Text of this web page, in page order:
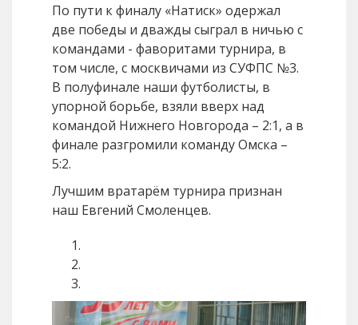
По пути к финалу «Натиск» одержал
две победы и дважды сыграл в ничью с
командами - фаворитами турнира, в
том числе, с москвичами из СУФПС №3.
В полуфинале наши футболисты, в
упорной борьбе, взяли вверх над
командой Нижнего Новгорода – 2:1, а в
финале разгромили команду Омска –
5:2.
Лучшим вратарём турнира признан
наш Евгений Смоленцев.